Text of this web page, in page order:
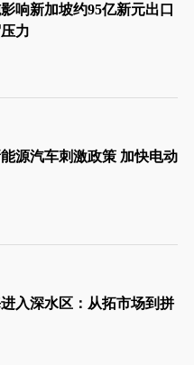
响新加坡约95亿新元出口
力
车刺激政策 加快电动
入深水区：从拓市场到拼